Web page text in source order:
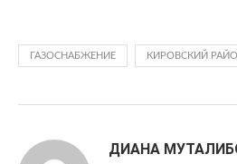
ГАЗОСНАБЖЕНИЕ КИРОВСКИЙ
ДИАНА